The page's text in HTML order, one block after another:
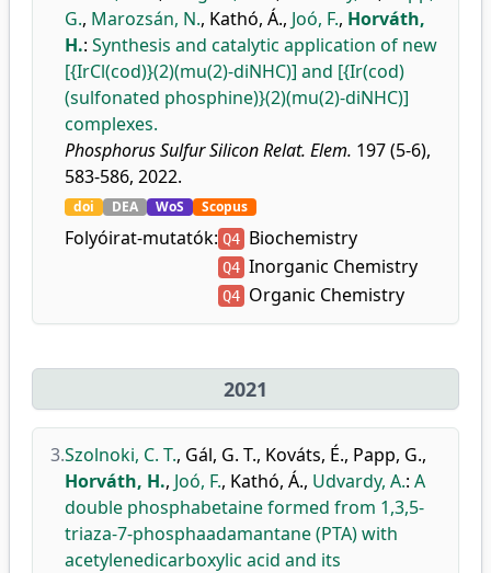
G., Marozsán, N., Kathó, Á., Joó, F., Horváth,
H.: Synthesis and catalytic application of new
[{IrCl(cod)}(2)(mu(2)-diNHC)] and [{Ir(cod)
(sulfonated phosphine)}(2)(mu(2)-diNHC)]
complexes.
Phosphorus Sulfur Silicon Relat. Elem. 197 (5-6),
583-586, 2022.
doi DEA WoS Scopus
Folyóirat-mutatók: Q4 Biochemistry
Q4 Inorganic Chemistry
Q4 Organic Chemistry
2021
3.Szolnoki, C. T., Gál, G. T., Kováts, É., Papp, G.,
Horváth, H., Joó, F., Kathó, Á., Udvardy, A.: A
double phosphabetaine formed from 1,3,5-
triaza-7-phosphaadamantane (PTA) with
acetylenedicarboxylic acid and its